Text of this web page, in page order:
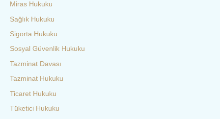
Miras Hukuku
Sağlık Hukuku
Sigorta Hukuku
Sosyal Güvenlik Hukuku
Tazminat Davası
Tazminat Hukuku
Ticaret Hukuku
Tüketici Hukuku